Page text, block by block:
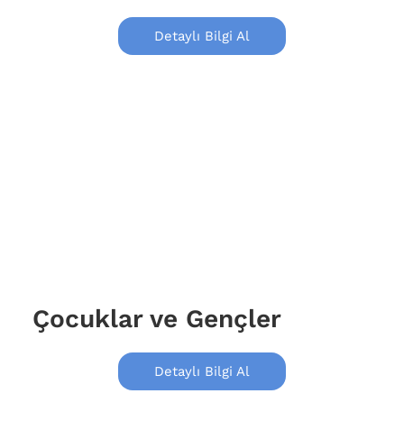
Detaylı Bilgi Al
Çocuklar ve Gençler
Detaylı Bilgi Al